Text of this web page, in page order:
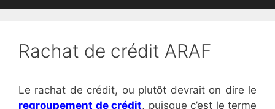
Rachat de crédit ARAF
Le rachat de crédit, ou plutôt devrait on dire le
regroupement de crédit, puisque c’est le terme